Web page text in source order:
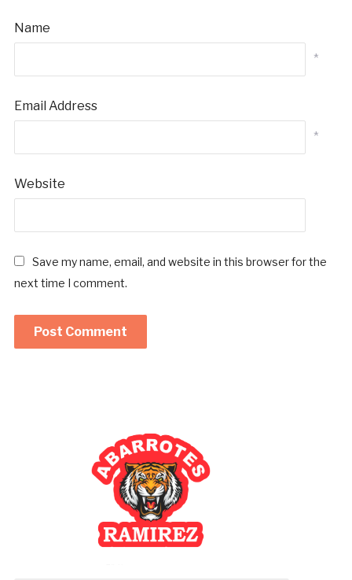
Name
*
Email Address
*
Website
Save my name, email, and website in this browser for the
next time I comment.